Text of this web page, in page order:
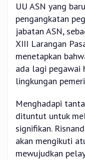
UU ASN yang
pengangkatan
jabatan ASN,
XIII Larangan
menetapkan
ada lagi pegawai
lingkungan
Menghadapi
dituntut untuk
signifikan.
akan mengikuti
mewujudkan